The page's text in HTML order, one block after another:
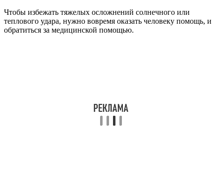
Чтобы избежать тяжелых осложнений солнечного или
теплового удара, нужно вовремя оказать человеку помощь, и
обратиться за медицинской помощью.